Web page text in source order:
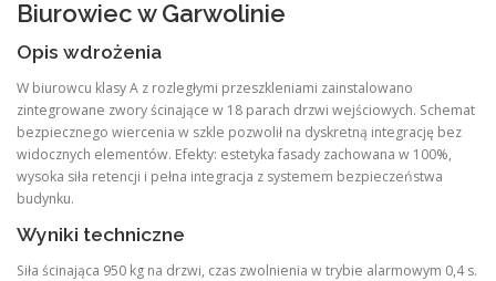
Biurowiec w Garwolinie
Opis wdrożenia
W biurowcu klasy A z rozległymi przeszkleniami zainstalowano
zintegrowane zwory ścinające w 18 parach drzwi wejściowych. Schemat
bezpiecznego wiercenia w szkle pozwolił na dyskretną integrację bez
widocznych elementów. Efekty: estetyka fasady zachowana w 100%,
wysoka siła retencji i pełna integracja z systemem bezpieczeństwa
budynku.
Wyniki techniczne
Siła ścinająca 950 kg na drzwi, czas zwolnienia w trybie alarmowym 0,4 s.